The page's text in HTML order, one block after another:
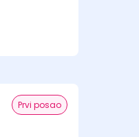
Prvi posao